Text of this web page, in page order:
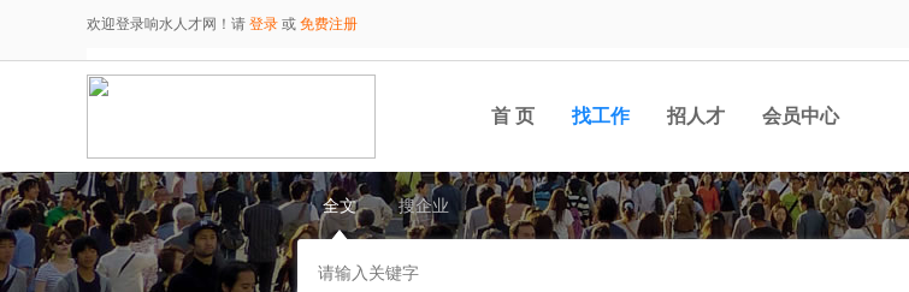
欢迎登录响水人才网！请 登录 或 免费注册
首 页 找工作 招人才 会员中心
全文 搜企业